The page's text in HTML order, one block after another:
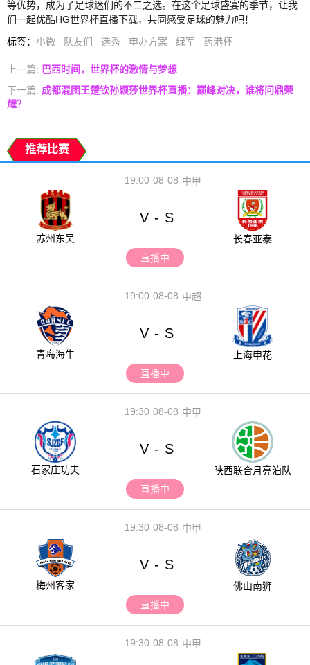
等优势，成为了足球迷们的不二之选。在这个足球盛宴的季节，让我
们一起优酷HG世界杯直播下载，共同感受足球的魅力吧！
标签： 小微 队友们 选秀 申办方案 绿军 药港杯
上一篇: 巴西时间，世界杯的激情与梦想
下一篇: 成都混团王楚钦孙颖莎世界杯直播：巅峰对决，谁将问鼎荣
耀？
推荐比赛
08-08
19:00 中甲
苏州东吴
V - S
长春亚泰
直播中
08-08
19:00 中超
青岛海牛
V - S
上海申花
直播中
08-08
19:30 中甲
石家庄功夫
V - S
陕西联合月亮泊队
直播中
08-08
19:30 中甲
梅州客家
V - S
佛山南狮
直播中
08-08
19:30 中甲